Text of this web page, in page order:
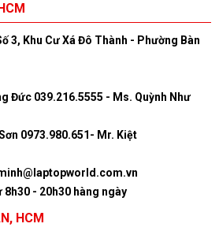
3, Khu Cư Xá Đô Thành - Phường Bàn
Đức 039.216.5555 - Ms. Quỳnh Như
0973.980.651- Mr. Kiệt
8h30 - 20h30 hàng ngày
HCM